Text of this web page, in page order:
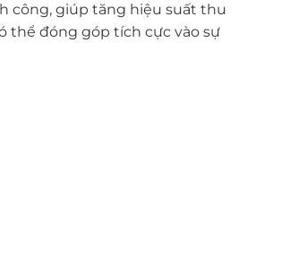
công, giúp tăng hiệu suất thu
thể đóng góp tích cực vào sự